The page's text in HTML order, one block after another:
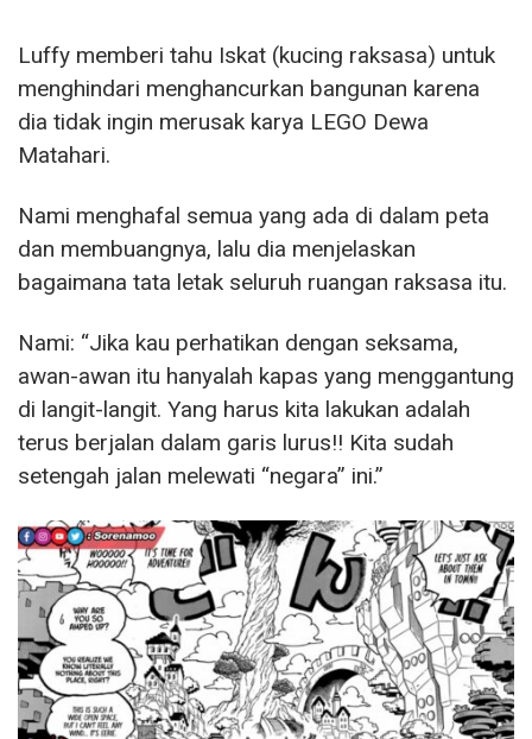
Luffy memberi tahu Iskat (kucing raksasa) untuk
menghindari menghancurkan bangunan karena
dia tidak ingin merusak karya LEGO Dewa
Matahari.
Nami menghafal semua yang ada di dalam peta
dan membuangnya, lalu dia menjelaskan
bagaimana tata letak seluruh ruangan raksasa itu.
Nami: “Jika kau perhatikan dengan seksama,
awan-awan itu hanyalah kapas yang menggantung
di langit-langit. Yang harus kita lakukan adalah
terus berjalan dalam garis lurus!! Kita sudah
setengah jalan melewati “negara” ini.”